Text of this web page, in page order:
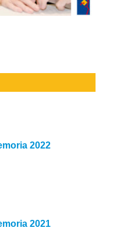
2022
2021